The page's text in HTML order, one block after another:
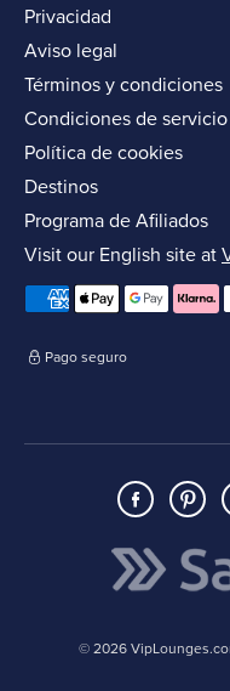
Privacidad
Aviso legal
Términos y condiciones
Condiciones de servicio
Política de cookies
Destinos
Programa de Afiliados
Visit our English site at
Pago seguro
© 2026